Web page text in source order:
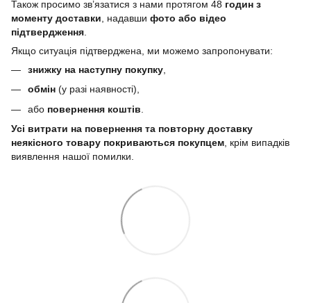
Також просимо зв’язатися з нами протягом 48 годин з
моменту доставки , надавши фото або відео
підтвердження
Якщо ситуація підтверджена, ми можемо запропонувати:
знижку на наступну покупку
обмін (у разі наявності),
або повернення коштів
Усі витрати на повернення та повторну доставку
неякісного товару покриваються покупцем , крім випадків
виявлення нашої помилки.